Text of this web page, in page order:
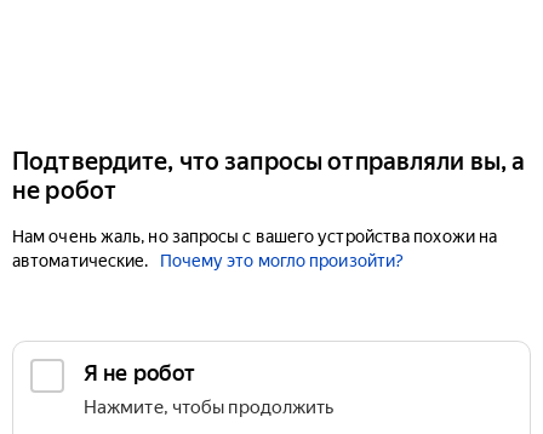
Подтвердите, что запросы отправляли вы, а
не робот
Нам очень жаль, но запросы с вашего устройства похожи на
автоматические.
Почему это могло произойти?